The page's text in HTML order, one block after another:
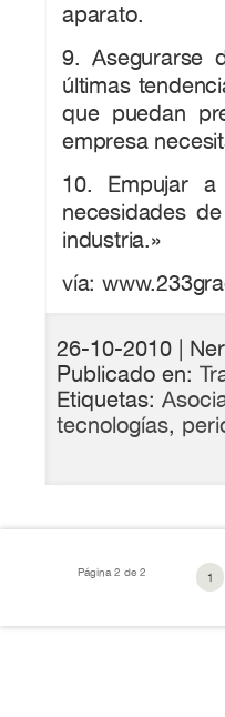
aparato.
9. Asegurarse
últimas
que puedan
empresa
10. Empujar
necesidades
industria.»
vía:
26-10-2010 |
Publicado en:
Etiquetas:
tecnologías,
Página 2 de 2 1